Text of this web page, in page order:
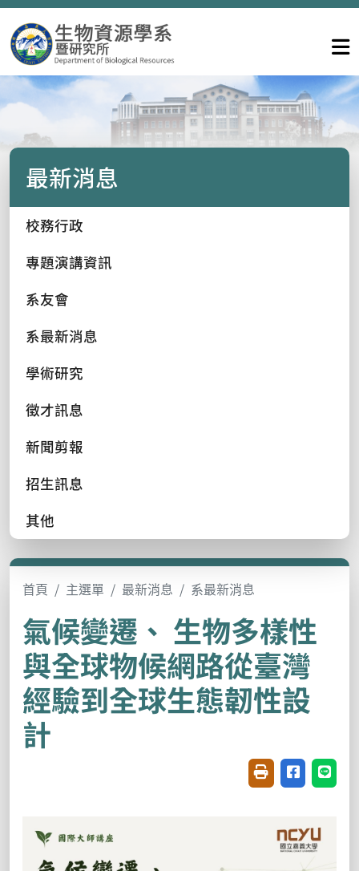
最新消息
校務行政
專題演講資訊
系友會
系最新消息
學術研究
徵才訊息
新聞剪報
招生訊息
其他
首頁 主選單 最新消息 系最新消息
氣候變遷、 生物多樣性
與全球物候網路從臺灣
經驗到全球生態韌性設
計
友善列印(開新視
分享至臉書
分享